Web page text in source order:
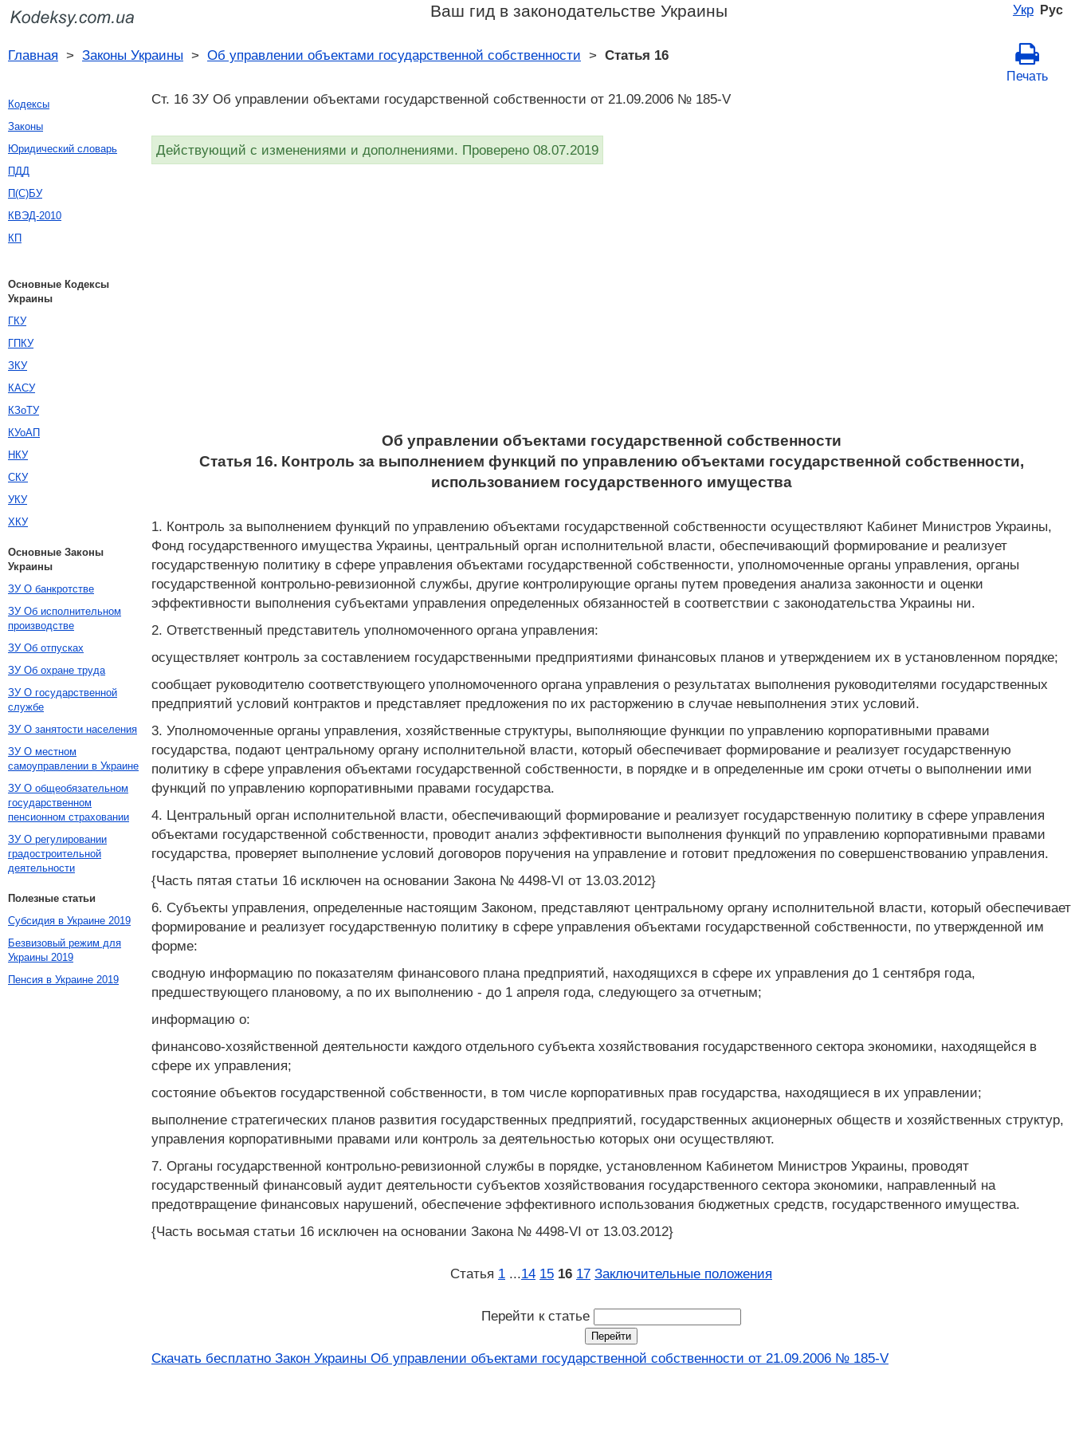
Укр Рус
Ваш гид в законодательстве Украины
Главная > Законы Украины > Об управлении объектами государственной собственности > Статья 16
Печать
Ст. 16 ЗУ Об управлении объектами государственной собственности от 21.09.2006 № 185-V
Действующий с изменениями и дополнениями. Проверено 08.07.2019
Об управлении объектами государственной собственности
Статья 16. Контроль за выполнением функций по управлению объектами государственной собственности,
использованием государственного имущества
1. Контроль за выполнением функций по управлению объектами государственной собственности осуществляют Кабинет Министров Украины,
Фонд государственного имущества Украины, центральный орган исполнительной власти, обеспечивающий формирование и реализует
государственную политику в сфере управления объектами государственной собственности, уполномоченные органы управления, органы
государственной контрольно-ревизионной службы, другие контролирующие органы путем проведения анализа законности и оценки
эффективности выполнения субъектами управления определенных обязанностей в соответствии с законодательства Украины ни.
2. Ответственный представитель уполномоченного органа управления:
осуществляет контроль за составлением государственными предприятиями финансовых планов и утверждением их в установленном порядке;
сообщает руководителю соответствующего уполномоченного органа управления о результатах выполнения руководителями государственных
предприятий условий контрактов и представляет предложения по их расторжению в случае невыполнения этих условий.
3. Уполномоченные органы управления, хозяйственные структуры, выполняющие функции по управлению корпоративными правами
государства, подают центральному органу исполнительной власти, который обеспечивает формирование и реализует государственную
политику в сфере управления объектами государственной собственности, в порядке и в определенные им сроки отчеты о выполнении ими
функций по управлению корпоративными правами государства.
4. Центральный орган исполнительной власти, обеспечивающий формирование и реализует государственную политику в сфере управления
объектами государственной собственности, проводит анализ эффективности выполнения функций по управлению корпоративными правами
государства, проверяет выполнение условий договоров поручения на управление и готовит предложения по совершенствованию управления.
{Часть пятая статьи 16 исключен на основании Закона № 4498-VI от 13.03.2012}
6. Субъекты управления, определенные настоящим Законом, представляют центральному органу исполнительной власти, который обеспечивает
формирование и реализует государственную политику в сфере управления объектами государственной собственности, по утвержденной им
форме:
сводную информацию по показателям финансового плана предприятий, находящихся в сфере их управления до 1 сентября года,
предшествующего плановому, а по их выполнению - до 1 апреля года, следующего за отчетным;
информацию о:
финансово-хозяйственной деятельности каждого отдельного субъекта хозяйствования государственного сектора экономики, находящейся в
сфере их управления;
состояние объектов государственной собственности, в том числе корпоративных прав государства, находящиеся в их управлении;
выполнение стратегических планов развития государственных предприятий, государственных акционерных обществ и хозяйственных структур,
управления корпоративными правами или контроль за деятельностью которых они осуществляют.
7. Органы государственной контрольно-ревизионной службы в порядке, установленном Кабинетом Министров Украины, проводят
государственный финансовый аудит деятельности субъектов хозяйствования государственного сектора экономики, направленный на
предотвращение финансовых нарушений, обеспечение эффективного использования бюджетных средств, государственного имущества.
{Часть восьмая статьи 16 исключен на основании Закона № 4498-VI от 13.03.2012}
Статья 1 ...14 15 16 17 Заключительные положения
Перейти к статье
Скачать бесплатно Закон Украины Об управлении объектами государственной собственности от 21.09.2006 № 185-V
Кодексы
Законы
Юридический словарь
ПДД
П(С)БУ
КВЭД-2010
КП
Основные Кодексы
Украины
ГКУ
ГПКУ
ЗКУ
КАСУ
КЗоТУ
КУоАП
НКУ
СКУ
УКУ
ХКУ
Основные Законы
Украины
ЗУ О банкротстве
ЗУ Об исполнительном
производстве
ЗУ Об отпусках
ЗУ Об охране труда
ЗУ О государственной
службе
ЗУ О занятости населения
ЗУ О местном
самоуправлении в Украине
ЗУ О общеобязательном
государственном
пенсионном страховании
ЗУ О регулировании
градостроительной
деятельности
Полезные статьи
Субсидия в Украине 2019
Безвизовый режим для
Украины 2019
Пенсия в Украине 2019